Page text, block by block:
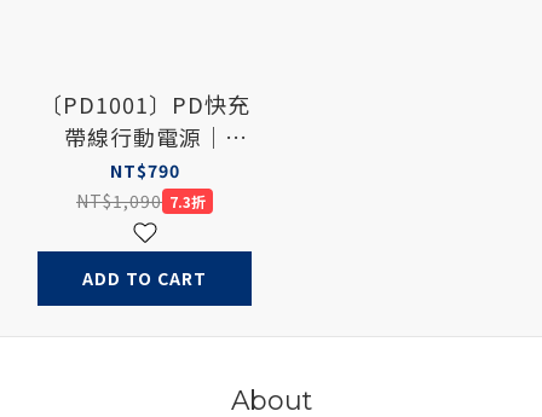
〔PD1001〕PD快充
帶線行動電源｜
10000mAh 自帶USB-
C快充線及USB-A孔，
PD快充行動電源
NT$790
NT$1,090 7.3折
ADD TO CART
About